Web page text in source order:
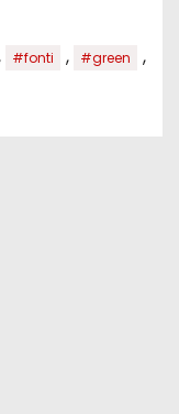
#fonti , #green ,